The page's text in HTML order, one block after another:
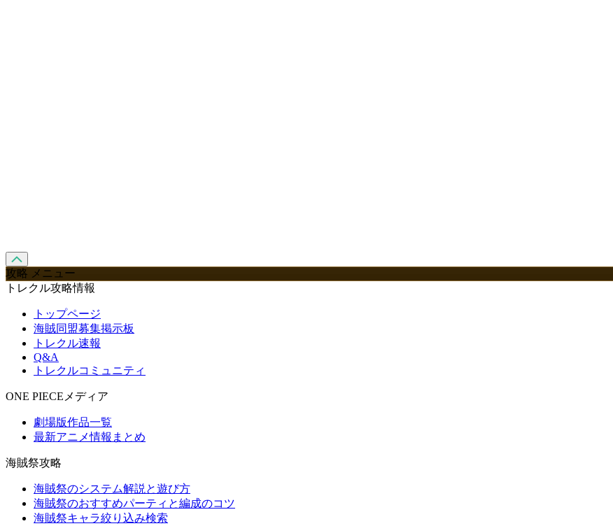
攻略 メニュー
トレクル攻略情報
トップページ
海賊同盟募集掲示板
トレクル速報
Q&A
トレクルコミュニティ
ONE PIECEメディア
劇場版作品一覧
最新アニメ情報まとめ
海賊祭攻略
海賊祭のシステム解説と遊び方
海賊祭のおすすめパーティと編成のコツ
海賊祭キャラ絞り込み検索